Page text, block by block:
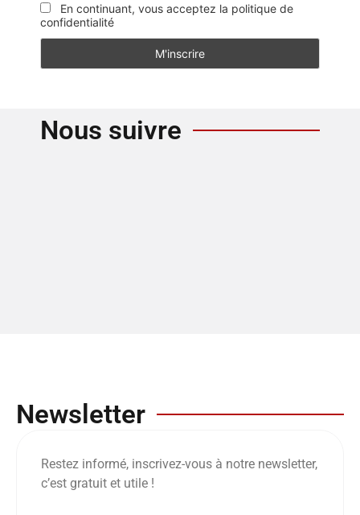
En continuant, vous acceptez la politique de
confidentialité
Nous suivre
Newsletter
Restez informé, inscrivez-vous à notre newsletter,
c’est gratuit et utile !